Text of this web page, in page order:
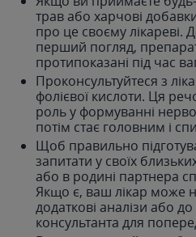
трав або харчові
про це своєму лікареві.
перший погляд,
протипоказані під час
Проконсультуйтеся з
фолієвої кислоти. Ця
роль у формуванні
потім стає головним і
Щоб правильно
запитати у своїх
або в родині партнера
Якщо є, ваш лікар може
додаткові аналізи або
консультанта для